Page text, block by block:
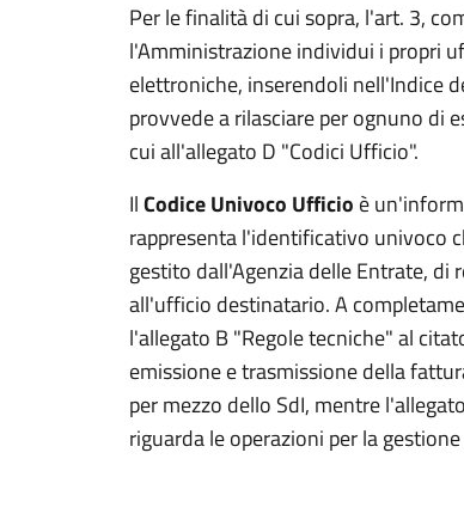
Per le finalità di cui sopra, l'art. 3,
l'Amministrazione individui i propri
elettroniche, inserendoli nell'Indice
provvede a rilasciare per ognuno di
cui all'allegato D "Codici Ufficio".
IlCodice Univoco Ufficio è
rappresenta l'identificativo univoco
gestito dall'Agenzia delle Entrate,
all'ufficio destinatario. A
l'allegato B "Regole tecniche" al
emissione e trasmissione della
per mezzo dello SdI, mentre
riguarda le operazioni per la